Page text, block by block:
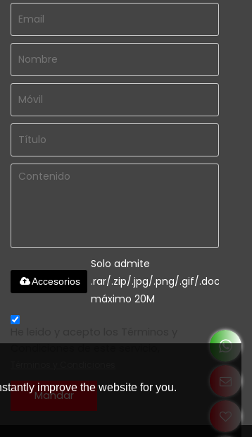
Solo admite
.rar/.zip/.jpg/.png/.gif/.doc/.xls/
máximo 20M
Accesorios
Condiciones de este servicio,
Mandar
improve the website for you.